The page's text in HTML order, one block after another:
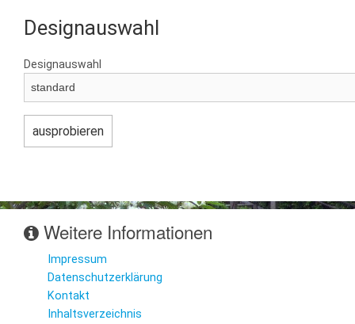
Designauswahl
Designauswahl
Weitere Informationen
Impressum
Datenschutzerklärung
Kontakt
Inhaltsverzeichnis